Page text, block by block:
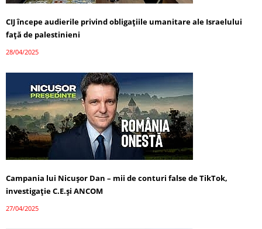
CIJ începe audierile privind obligațiile umanitare ale Israelului
față de palestinieni
28/04/2025
Campania lui Nicușor Dan – mii de conturi false de TikTok,
investigație C.E.și ANCOM
27/04/2025